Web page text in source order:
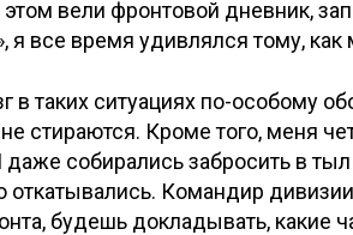
вели фронтовой дневник,
я все время удивлялся тому,
в таких ситуациях по-особому
стираются. Кроме того, меня
даже собирались забросить в
откатывались. Командир
будешь докладывать, какие